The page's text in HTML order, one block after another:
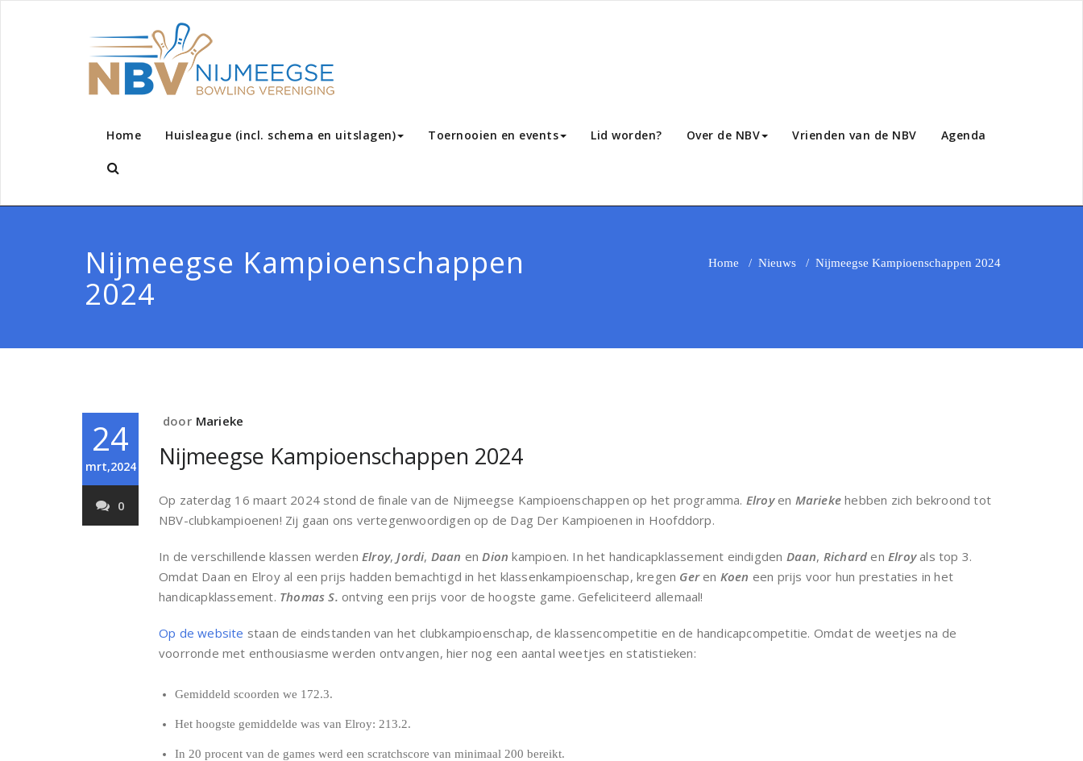
Home Huisleague (incl. schema en uitslagen) Toernooien en events Lid worden? Over de NBV Vrienden van de NBV Agenda
Nijmeegse Kampioenschappen
2024
Home / Nieuws / Nijmeegse Kampioenschappen 2024
24
mrt,2024
0
door Marieke
Nijmeegse Kampioenschappen 2024
Op zaterdag 16 maart 2024 stond de finale van de Nijmeegse Kampioenschappen op het programma. Elroyen Marieke hebben zich bekroond tot
NBV-clubkampioenen! Zij gaan ons vertegenwoordigen op de Dag Der Kampioenen in Hoofddorp.
In de verschillende klassen werden Elroy,Jordi, Daan enDion kampioen. In het handicapklassement eindigden Daan, Richard enElroyals top 3.
Omdat Daan en Elroy al een prijs hadden bemachtigd in het klassenkampioenschap, kregen Geren Koen een prijs voor hun prestaties in het
handicapklassement. Thomas S. ontving een prijs voor de hoogste game. Gefeliciteerd allemaal!
Op de website staan de eindstanden van het clubkampioenschap, de klassencompetitie en de handicapcompetitie. Omdat de weetjes na de
voorronde met enthousiasme werden ontvangen, hier nog een aantal weetjes en statistieken:
Gemiddeld scoorden we 172.3.
Het hoogste gemiddelde was van Elroy: 213.2.
In 20 procent van de games werd een scratchscore van minimaal 200 bereikt.